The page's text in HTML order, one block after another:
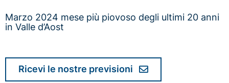
Marzo 2024 mese più piovoso degli ultimi 20 anni
in Valle d’Aost
Ricevi le nostre previsioni